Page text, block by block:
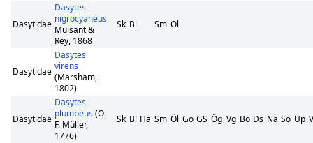
Dasytidae
Dasytes
nigrocyaneus
Mulsant &
Rey, 1868
Sk Bl Sm Öl
Dasytidae
Dasytes
virens
(Marsham,
1802)
Dasytidae
Dasytes
plumbeus (O.
F. Müller,
1776)
Sk Bl Ha Sm Öl Go GS Ög Vg Bo Ds Nä Sö Up